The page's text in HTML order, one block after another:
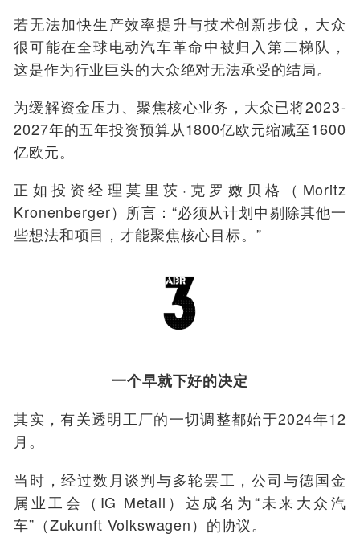
若无法加快生产效率提升与技术创新步伐，大众
很可能在全球电动汽车革命中被归入第二梯队，
这是作为行业巨头的大众绝对无法承受的结局。
为缓解资金压力、聚焦核心业务，大众已将2023-
2027年的五年投资预算从1800亿欧元缩减至1600
亿欧元。
正如投资经理莫里茨·克罗嫩贝格（Moritz
Kronenberger）所言：“必须从计划中剔除其他一
些想法和项目，才能聚焦核心目标。”
一个早就下好的决定
其实，有关透明工厂的一切调整都始于2024年12
月。
当时，经过数月谈判与多轮罢工，公司与德国金
属业工会（IG Metall）达成名为“未来大众汽
车”（Zukunft Volkswagen）的协议。